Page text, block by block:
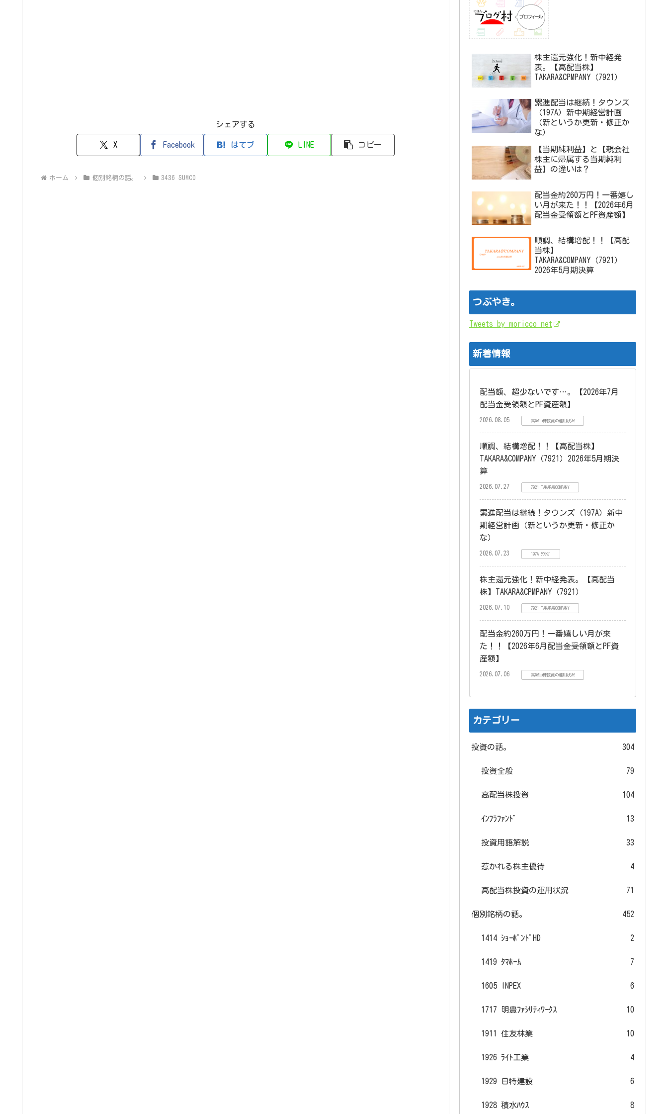
シェアする
X Facebook はてブ LINE コピー
ホーム 個別銘柄の話。 3436 SUMCO
株主還元強化！新中経発
表。【高配当株】
TAKARA&CPMPANY（7921）
累進配当は継続！タウンズ
（197A）新中期経営計画
（新というか更新・修正か
な）
【当期純利益】と【親会社
株主に帰属する当期純利
益】の違いは？
配当金約260万円！一番嬉し
い月が来た！！【2026年6月
配当金受領額とPF資産額】
順調、結構増配！！【高配
当株】
TAKARA&COMPANY（7921）
2026年5月期決算
つぶやき。
Tweets by moricco_net
新着情報
配当額、超少ないです…。【2026年7月
配当金受領額とPF資産額】
2026.08.05 高配当株投資の運用状況
順調、結構増配！！【高配当株】
TAKARA&COMPANY（7921）2026年5月期決
算
2026.07.27 7921 TAKARA&COMPANY
累進配当は継続！タウンズ（197A）新中
期経営計画（新というか更新・修正か
な）
2026.07.23 197A ﾀｳﾝｽﾞ
株主還元強化！新中経発表。【高配当
株】TAKARA&CPMPANY（7921）
2026.07.10 7921 TAKARA&COMPANY
配当金約260万円！一番嬉しい月が来
た！！【2026年6月配当金受領額とPF資
産額】
2026.07.06 高配当株投資の運用状況
カテゴリー
投資の話。 304
投資全般 79
高配当株投資 104
ｲﾝﾌﾗﾌｧﾝﾄﾞ 13
投資用語解説 33
惹かれる株主優待 4
高配当株投資の運用状況 71
個別銘柄の話。 452
1414 ｼｮｰﾎﾞﾝﾄﾞHD 2
1419 ﾀﾏﾎｰﾑ 7
1605 INPEX 6
1717 明豊ﾌｧｼﾘﾃｨﾜｰｸｽ 10
1911 住友林業 10
1926 ﾗｲﾄ工業 4
1929 日特建設 6
1928 積水ﾊｳｽ 8